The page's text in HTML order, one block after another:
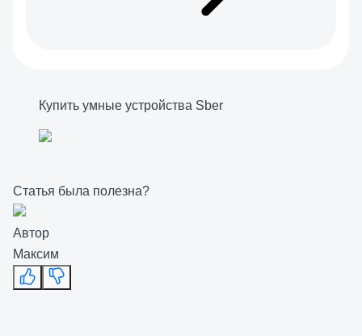
Купить умные устройства Sber
Статья была полезна?
Автор
Максим